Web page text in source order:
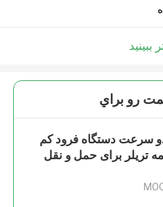
ببینید
رو براي
دو سرعت دستگاه فرود کم
تریلر برای حمل و نقل